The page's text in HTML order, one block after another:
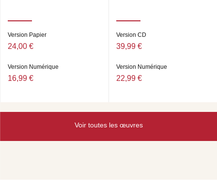
Version Papier
24,00 €
Version Numérique
16,99 €
Version CD
39,99 €
Version Numérique
22,99 €
Voir toutes les œuvres